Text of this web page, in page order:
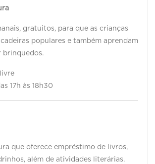
gratuitos, para que as crianças
populares e também aprendam
brinquedos.
17h às 18h30
que oferece empréstimo de livros,
além de atividades literárias.